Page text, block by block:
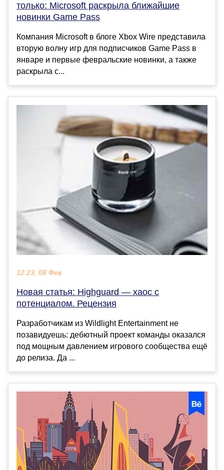
только: Microsoft раскрыла ближайшие
новинки Game Pass
Компания Microsoft в блоге Xbox Wire представила
вторую волну игр для подписчиков Game Pass в
январе и первые февральские новинки, а также
раскрыла с...
12:23, 08 Фев
Новая статья: Highguard — хаос с
потенциалом. Рецензия
Разработчикам из Wildlight Entertainment не
позавидуешь: дебютный проект команды оказался
под мощным давлением игрового сообщества ещё
до релиза. Да ...